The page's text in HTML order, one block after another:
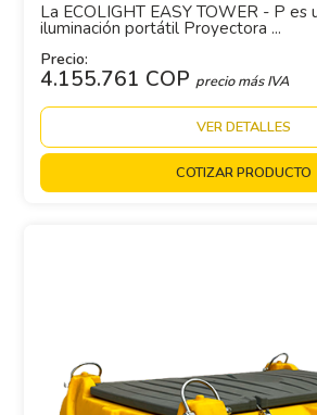
La ECOLIGHT EASY TOWER - P es
iluminación portátil Proyectora ...
Precio:
4.155.761 COPprecio más IVA
VER DETALLES
COTIZAR PRODUCTO